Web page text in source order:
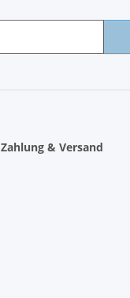
Zahlung & Versand